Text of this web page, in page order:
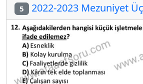
5 2022-2023 Mezuniyet Üç